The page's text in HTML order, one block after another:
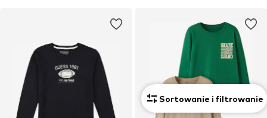
Sortowanie i filtrowanie